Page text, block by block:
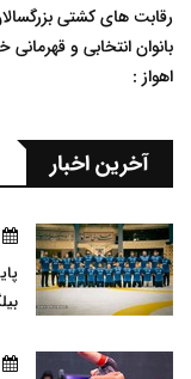
رقابت های کشتی
بانوان انتخابی و
اهواز :
آخرین اخبار